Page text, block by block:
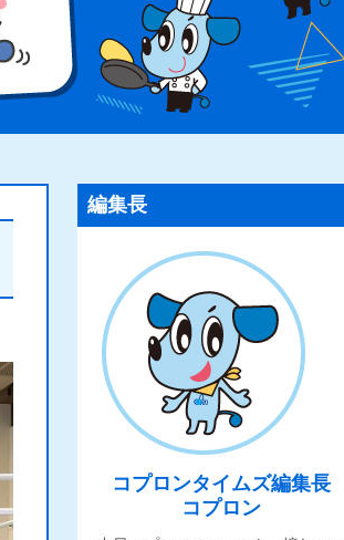
編集長
コプロンタイムズ編集長
コプロン